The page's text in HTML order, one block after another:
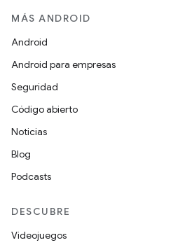
MÁS ANDROID
Android
Android para empresas
Seguridad
Código abierto
Noticias
Blog
Podcasts
DESCUBRE
Videojuegos